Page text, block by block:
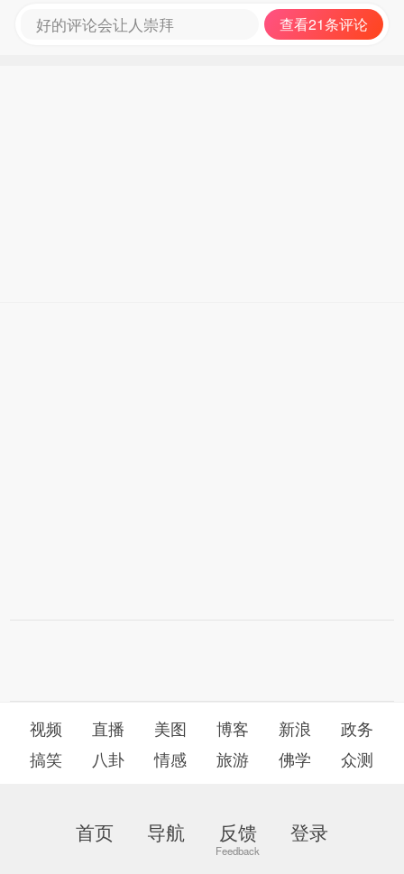
好的评论会让人崇拜 查看21条评论
视频 直播 美图 博客 新浪
政务
搞笑
八卦 情感 旅游 佛学 众测
首页 导航 反馈 登录